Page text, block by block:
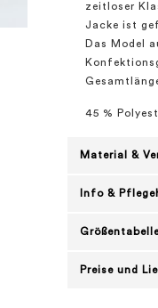
zeitloser
Jacke ist
Das Model
45 %
Material &
Info &
Preise und